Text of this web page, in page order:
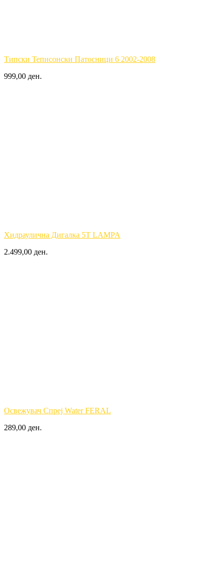
Типски Теписонски Патосници 6 2002-2008
999,00 ден.
Хидраулична Дигалка 5T LAMPA
2.499,00 ден.
Освежувач Спреј Water FERAL
289,00 ден.